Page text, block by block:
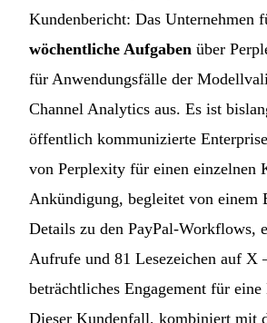
Kundenbericht: Das Unternehmen
wöchentliche Aufgaben über
für Anwendungsfälle der
Channel Analytics aus. Es ist
öffentlich kommunizierte
von Perplexity für einen einzelnen
Ankündigung, begleitet von einem
Details zu den PayPal-Workflows,
Aufrufe und 81 Lesezeichen auf
beträchtliches Engagement für
Dieser Kundenfall, kombiniert mit